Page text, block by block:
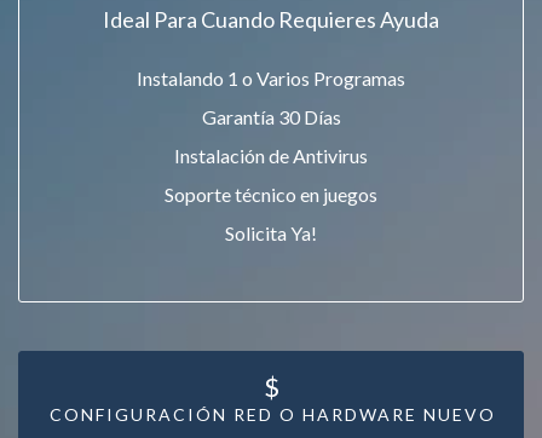
Ideal Para Cuando Requieres Ayuda
Instalando 1 o Varios Programas
Garantía 30 Días
Instalación de Antivirus
Soporte técnico en juegos
Solicita Ya!
CONFIGURACIÓN RED O HARDWARE NUEVO
$